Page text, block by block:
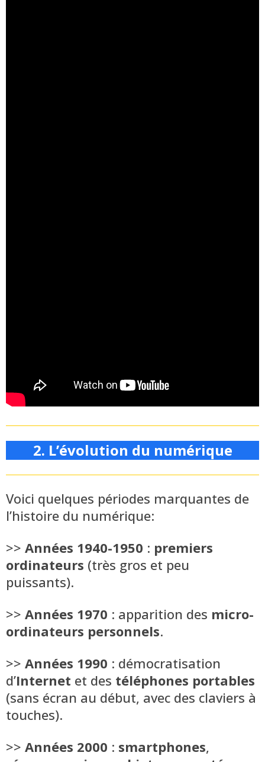
2. L’évolution du numérique
Voici quelques périodes marquantes de
l’histoire du numérique:
>> Années 1940-1950 : premiers
ordinateurs (très gros et peu
puissants).
>> Années 1970 : apparition des micro-
ordinateurs personnels.
>> Années 1990 : démocratisation
d’Internet et des téléphones portables
(sans écran au début, avec des claviers à
touches).
>> Années 2000 : smartphones,